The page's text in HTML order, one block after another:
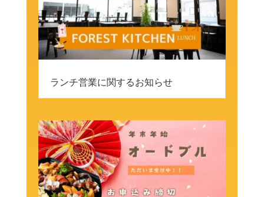
ランチ営業に関するお知らせ